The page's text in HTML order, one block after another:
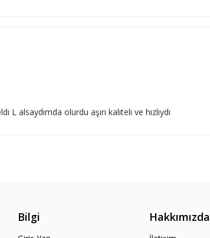
alsaydımda olurdu aşırı kalıtelı ve hızlıydı
Bilgi Hakkımızda